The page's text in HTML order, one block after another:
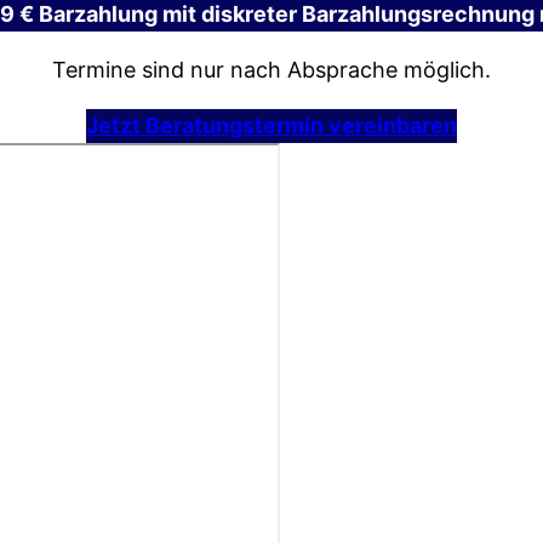
€ Barzahlung mit diskreter Barzahlungsrechnung
Termine sind nur nach Absprache möglich.
Jetzt Beratungstermin vereinbaren